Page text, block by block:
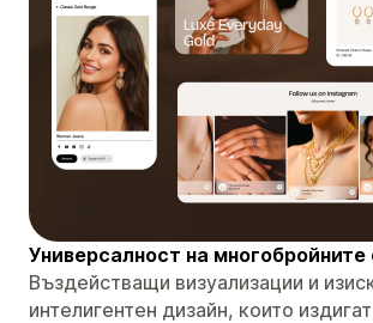
Универсалност на
Въздействащи визуализации и
интелигентен дизайн, които